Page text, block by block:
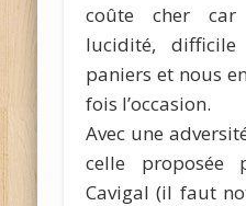
coûte cher
lucidité,
paniers et nous
fois l’occasion.
Avec une
celle
Cavigal (il faut